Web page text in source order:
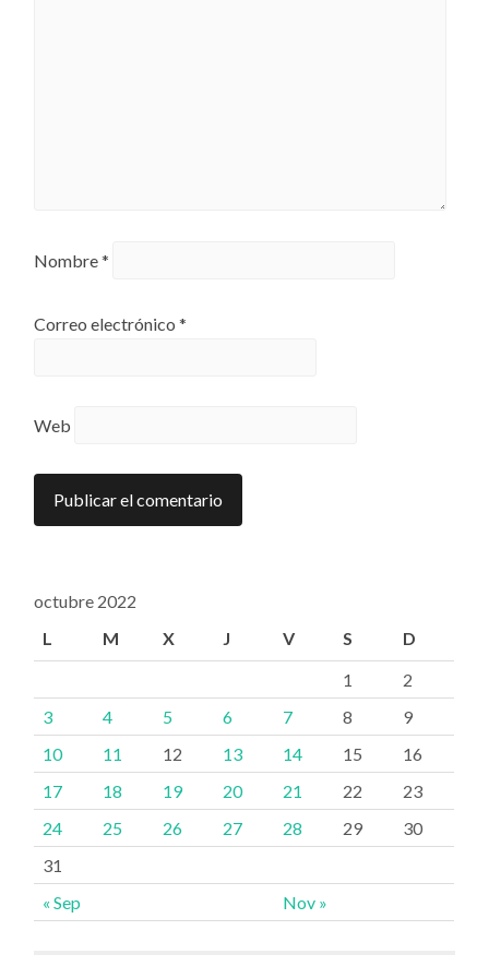
Nombre*
Correo electrónico*
Web
octubre 2022
L
M X J V S D
« Sep Nov »
1
2
3
4 5 6 7 8
9
10
11 12 13 14 15
16
17
18 19 20 21 22
23
24
25 26 27 28 29
30
31